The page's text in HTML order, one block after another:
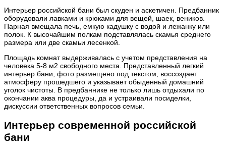
Интерьер российской бани был скуден и аскетичен. Предбанник
оборудовали лавками и крюками для вещей, шаек, веников.
Парная вмещала печь, емкую кадушку с водой и лежанку или
полок. К высочайшим полкам подставлялась скамья среднего
размера или две скамьи лесенкой.
Площадь комнат выдерживалась с учетом представления на
человека 5-8 м2 свободного места. Представленный легкий
интерьер бани, фото размещено под текстом, воссоздает
атмосферу прошедшего и указывает обыденный домашний
уголок чистоты. В предбаннике не только лишь отдыхали по
окончании аква процедуры, да и устраивали посиделки,
дискуссии ответственных вопросов семьи.
Интерьер современной российской
бани